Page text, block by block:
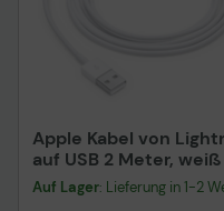
Apple Kabel von
auf USB 2 Meter, weiß
Auf Lager: Lieferung in 1-2